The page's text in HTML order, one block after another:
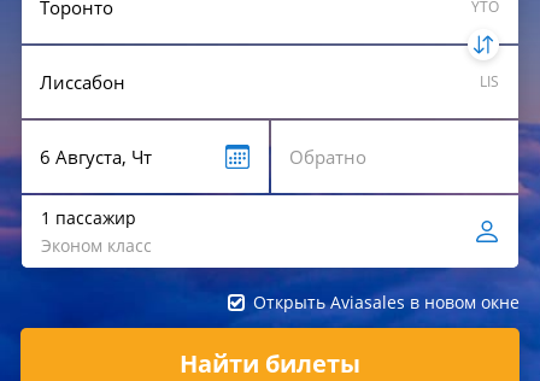
YTO
LIS
1 пассажир
Эконом класс
Открыть Aviasales в новом окне
Найти билеты